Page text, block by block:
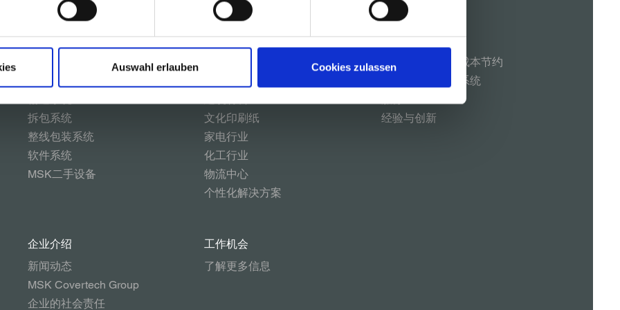
Auswahl erlauben Cookies zulassen
方案
拆包系统
整线包装系统
软件系统
MSK二手设备
行业
文化印刷纸
家电行业
化工行业
物流中心
个性化解决方案
独特优势
技术的进步实现成本节约
简易的操作控制系统
经验与创新
企业介绍
新闻动态
MSK Covertech Group
企业的社会责任
工作机会
了解更多信息